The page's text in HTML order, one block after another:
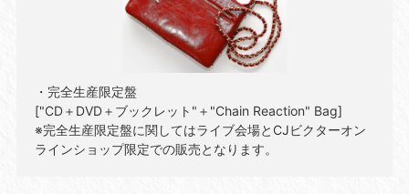
・完全生産限定盤
["CD＋DVD＋ブックレット"＋"Chain Reaction" Bag]
※完全生産限定盤に関してはライブ会場とCJビクターオン
ラインショップ限定での販売となります。